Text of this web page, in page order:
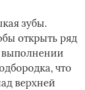
зубы.
открыть ряд
что
верхней